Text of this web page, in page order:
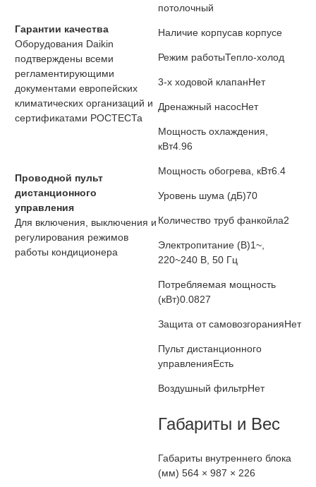
Гарантии качества
Оборудования Daikin
подтверждены всеми
регламентирующими
документами европейских
климатических организаций и
сертификатами РОСТЕСТа
Проводной пульт
дистанционного
управления
Для включения, выключения и
регулирования режимов
работы кондиционера
потолочный
Наличие корпусав корпусе
Режим работыТепло-холод
3-х ходовой клапанНет
Дренажный насосНет
Мощность охлаждения,
кВт4.96
Мощность обогрева, кВт6.4
Уровень шума (дБ)70
Количество труб фанкойла2
Электропитание (В)1~,
220~240 В, 50 Гц
Потребляемая мощность
(кВт)0.0827
Защита от самовозгоранияНет
Пульт дистанционного
управленияЕсть
Воздушный фильтрНет
Габариты и Вес
Габариты внутреннего блока
(мм) 564 × 987 × 226